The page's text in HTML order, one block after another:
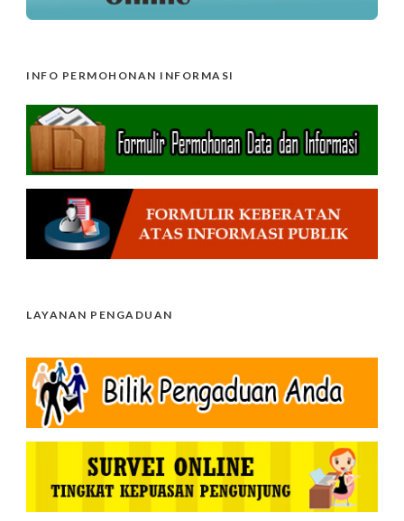
INFO PERMOHONAN INFORMASI
LAYANAN PENGADUAN